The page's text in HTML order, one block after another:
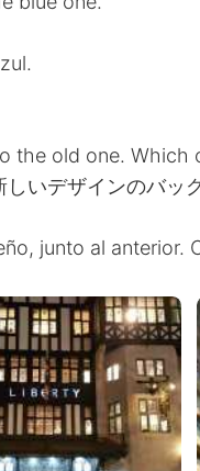
the old one. Which
いデザインのバッ
junto al anterior.